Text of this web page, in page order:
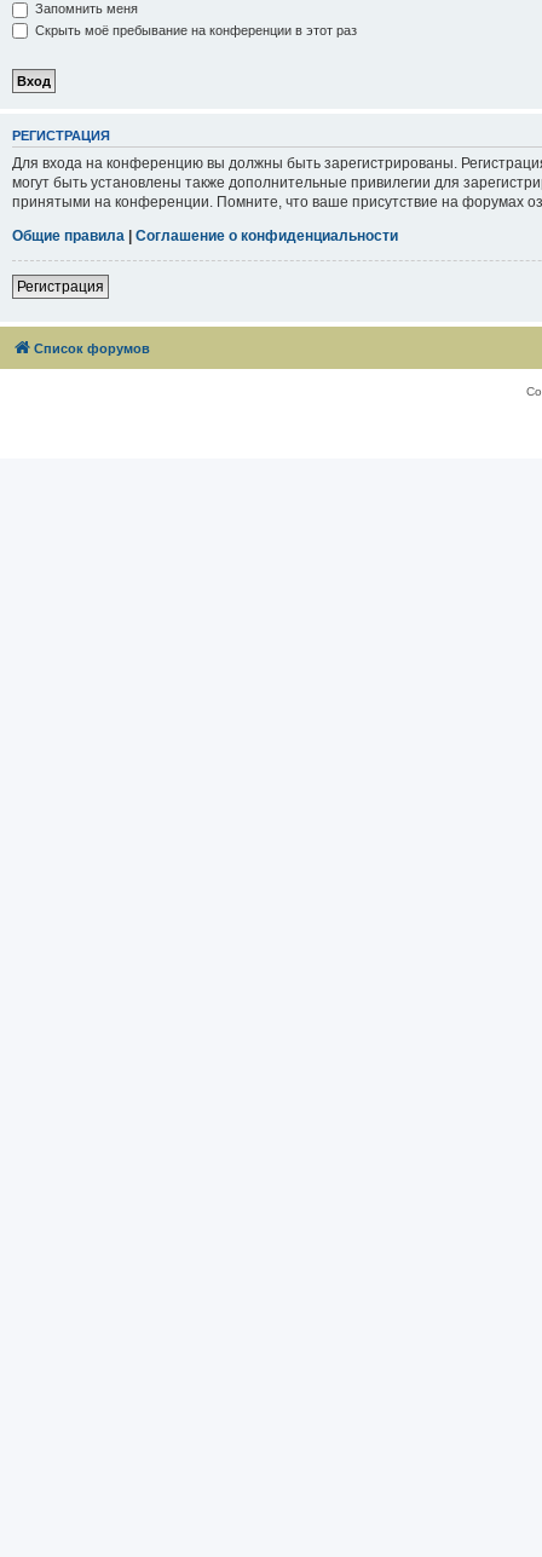
Запомнить меня
Скрыть моё пребывание на конференции в этот раз
РЕГИСТРАЦИЯ
Для входа на конференцию вы должны быть зарегистрированы.
могут быть установлены также дополнительные привилегии для
принятыми на конференции. Помните, что ваше присутствие на форумах
Общие правила | Соглашение о конфиденциальности
Регистрация
Список форумов